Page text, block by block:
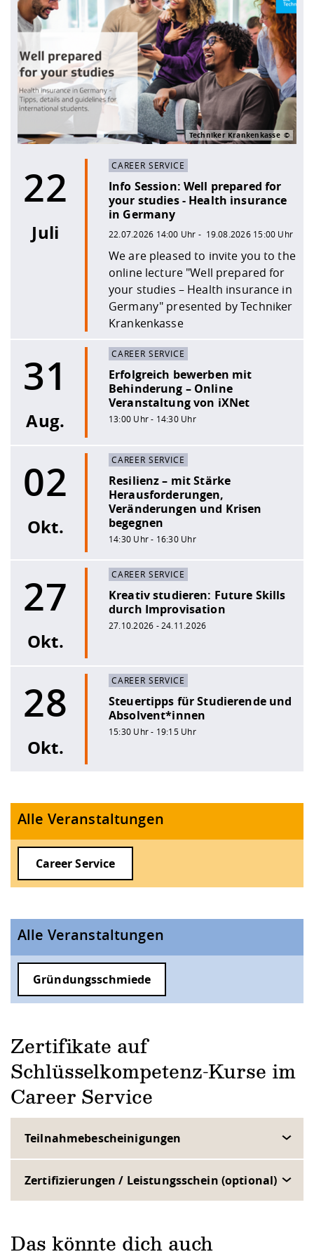
Techniker Krankenkasse
22
Juli
Info Session: Well prepared for
your studies - Health insurance
in Germany
22.07.2026 14:00 Uhr - 19.08.2026 15:00 Uhr
CAREER SERVICE
We are pleased to invite you to the
online lecture "Well prepared for
your studies – Health insurance in
Germany" presented by Techniker
Krankenkasse
31
Aug.
Erfolgreich bewerben mit
Behinderung – Online
Veranstaltung von iXNet
13:00 Uhr - 14:30 Uhr
CAREER SERVICE
02
Okt.
Resilienz – mit Stärke
Herausforderungen,
Veränderungen und Krisen
begegnen
14:30 Uhr - 16:30 Uhr
CAREER SERVICE
27
Okt.
Kreativ studieren: Future Skills
durch Improvisation
27.10.2026 - 24.11.2026
CAREER SERVICE
28
Okt.
Steuertipps für Studierende und
Absolvent*innen
15:30 Uhr - 19:15 Uhr
CAREER SERVICE
Alle Veranstaltungen
Career Service
Alle Veranstaltungen
Gründungsschmiede
Zertifikate auf
Schlüsselkompetenz-Kurse im
Career Service
Teilnahmebescheinigungen
Zertifizierungen / Leistungsschein (optional)
Das könnte dich auch